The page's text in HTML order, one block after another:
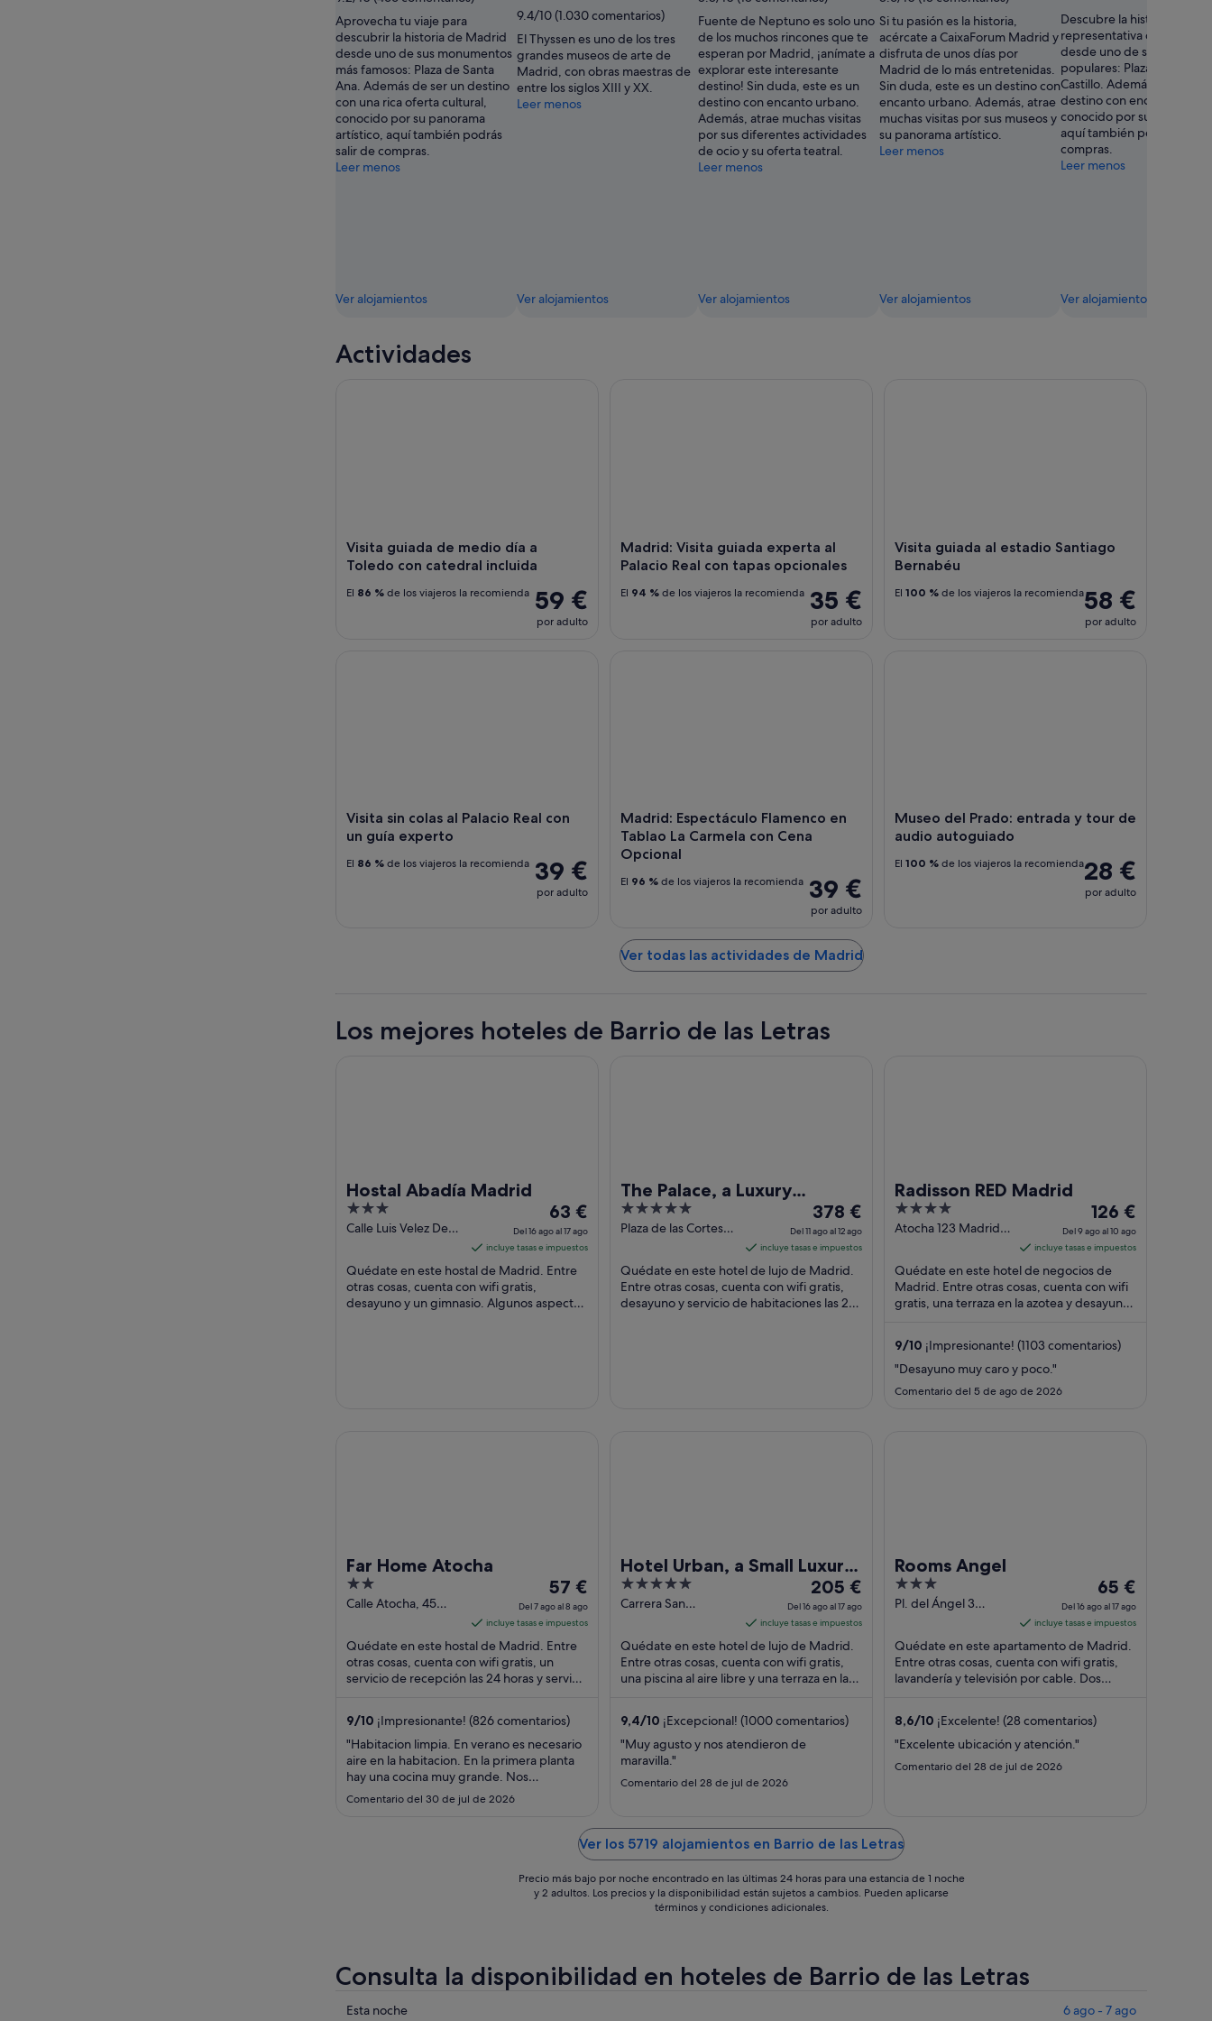
Aprovecha tu viaje para
descubrir la historia de Madrid
desde uno de sus monumentos
más famosos: Plaza de Santa
Ana. Además de ser un destino
con una rica oferta cultural,
conocido por su panorama
artístico, aquí también podrás
salir de compras.
Leer menos
Ver alojamientos
9.4/10 (1.030 comentarios)
El Thyssen es uno de los tres
grandes museos de arte de
Madrid, con obras maestras de
entre los siglos XIII y XX.
Leer menos
Ver alojamientos
Fuente de Neptuno es solo uno
de los muchos rincones que te
esperan por Madrid, ¡anímate a
explorar este interesante
destino! Sin duda, este es un
destino con encanto urbano.
Además, atrae muchas visitas
por sus diferentes actividades
de ocio y su oferta teatral.
Leer menos
Ver alojamientos
Si tu pasión es la historia,
acércate a CaixaForum Madrid y
disfruta de unos días por
Madrid de lo más entretenidas.
Sin duda, este es un destino con
encanto urbano. Además, atrae
muchas visitas por sus museos y
su panorama artístico.
Leer menos
Ver alojamientos
Descubre la historia más
representativa de Madrid
desde uno de sus
populares: Plaza de
Castillo. Además de ser un
destino con encanto
conocido por su oferta
aquí también podrás salir
compras.
Leer menos
Ver alojamientos
Actividades
Visita guiada de medio día a
Toledo con catedral incluida
59 €
por adulto
El 86 % de los viajeros la recomienda
Madrid: Visita guiada experta al
Palacio Real con tapas opcionales
35 €
por adulto
El 94 % de los viajeros la recomienda
Visita guiada al estadio Santiago
Bernabéu
58 €
por adulto
El 100 % de los viajeros la recomienda
Visita sin colas al Palacio Real con
un guía experto
39 €
por adulto
El 86 % de los viajeros la recomienda
Madrid: Espectáculo Flamenco en
Tablao La Carmela con Cena
Opcional
39 €
por adulto
El 96 % de los viajeros la recomienda
Museo del Prado: entrada y tour de
audio autoguiado
28 €
por adulto
El 100 % de los viajeros la recomienda
Ver todas las actividades de Madrid
Los mejores hoteles de Barrio de las Letras
Hostal Abadía Madrid
3
out
5
Calle Luis Velez De
El
precio
es
de
por
63 €
Del 16 ago al 17 ago
incluye tasas e impuestos
Quédate en este hostal de Madrid. Entre
otras cosas, cuenta con wifi gratis,
desayuno y un gimnasio. Algunos aspectos
The Palace, a Luxury
Collection Hotel, Madrid
5
out
5
Plaza de las Cortes, 7
El
precio
es
de
378 €
por
378 €
Del 11 ago al 12 ago
incluye tasas e impuestos
Quédate en este hotel de lujo de Madrid.
Entre otras cosas, cuenta con wifi gratis,
desayuno y servicio de habitaciones las 24
Radisson RED Madrid
4
out
5
Atocha 123 Madrid
El
precio
es
de
126 €
por
del
126 €
Del 9 ago al 10 ago
incluye tasas e impuestos
Quédate en este hotel de negocios de
Madrid. Entre otras cosas, cuenta con wifi
gratis, una terraza en la azotea y desayuno.
9/10 ¡Impresionante! (1103 comentarios)
"Desayuno muy caro y poco."
Comentario del 5 de ago de 2026
Far Home Atocha
2
out
5
Calle Atocha, 45
El
precio
es
de
57 €
por
del
ago
57 €
Del 7 ago al 8 ago
incluye tasas e impuestos
Quédate en este hostal de Madrid. Entre
otras cosas, cuenta con wifi gratis, un
servicio de recepción las 24 horas y servicio
9/10 ¡Impresionante! (826 comentarios)
"Habitacion limpia. En verano es necesario
aire en la habitacion. En la primera planta
hay una cocina muy grande. Nos
ofrecieron desayuno gratis un dia. Cerca
del centro y 20 min andando de atocha.
Comentario del 30 de jul de 2026
Hotel Urban, a Small Luxury
Hotel of the World
5
out
5
Carrera San
El
precio
es
de
205 €
por
del
205 €
Del 16 ago al 17 ago
incluye tasas e impuestos
Quédate en este hotel de lujo de Madrid.
Entre otras cosas, cuenta con wifi gratis,
una piscina al aire libre y una terraza en la
9,4/10 ¡Excepcional! (1000 comentarios)
"Muy agusto y nos atendieron de
maravilla."
Comentario del 28 de jul de 2026
Rooms Angel
3
out
5
Pl. del Ángel 3
El
precio
es
de
65 €
por
65 €
Del 16 ago al 17 ago
incluye tasas e impuestos
Quédate en este apartamento de Madrid.
Entre otras cosas, cuenta con wifi gratis,
lavandería y televisión por cable. Dos
8,6/10 ¡Excelente! (28 comentarios)
"Excelente ubicación y atención."
Comentario del 28 de jul de 2026
Ver los 5719 alojamientos en Barrio de las Letras
Precio más bajo por noche encontrado en las últimas 24 horas para una estancia de 1 noche
y 2 adultos. Los precios y la disponibilidad están sujetos a cambios. Pueden aplicarse
términos y condiciones adicionales.
Consulta la disponibilidad en hoteles de Barrio de las Letras
Comprueba
Esta noche 6 ago - 7 ago